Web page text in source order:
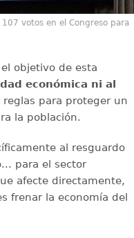
votos en el Congreso para
objetivo de esta
económica ni al
para proteger un
la población.
al resguardo
para el sector
afecte directamente,
frenar la economía del